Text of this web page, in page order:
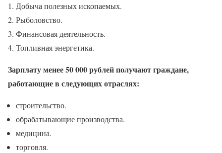
Добыча полезных ископаемых.
Рыболовство.
Финансовая деятельность.
Топливная энергетика.
Зарплату менее 50 000 рублей получают граждане,
работающие в следующих отраслях:
строительство.
обрабатывающие производства.
медицина.
торговля.